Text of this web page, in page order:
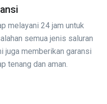
melayani 24 jam untuk
semua jenis saluran
juga memberikan garansi
tenang dan aman.